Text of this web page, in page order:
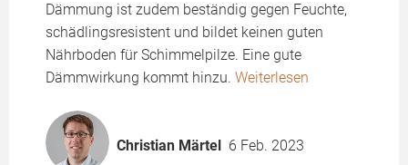
Dämmung ist zudem beständig gegen Feuchte,
schädlingsresistent und bildet keinen guten
Nährboden für Schimmelpilze. Eine gute
Dämmwirkung kommt hinzu. Weiterlesen
Christian Märtel 6 Feb. 2023